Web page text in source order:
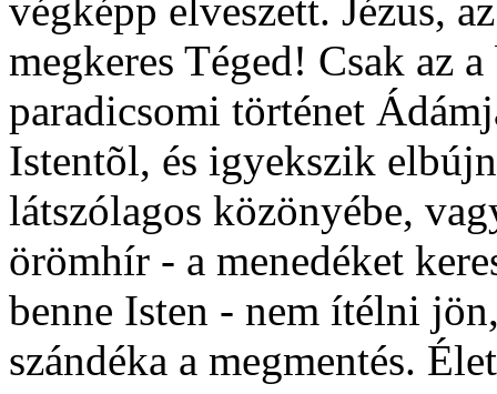
végképp elveszett. Jézus,
megkeres Téged! Csak az
paradicsomi történet
Istentõl, és igyekszik
látszólagos közönyébe,
örömhír - a menedéket
benne Isten - nem ítélni
szándéka a megmentés.